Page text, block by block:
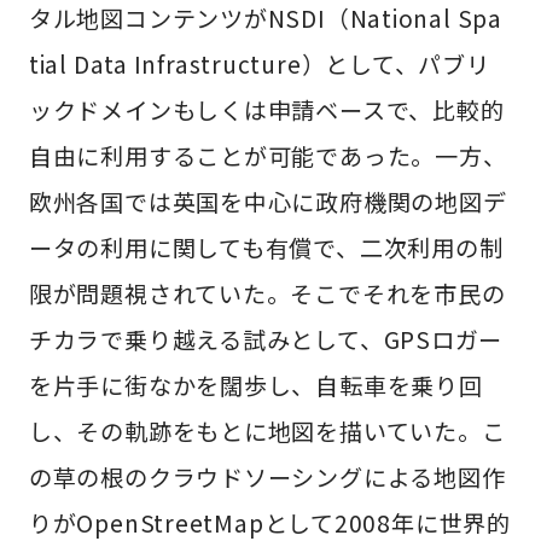
タル地図コンテンツがNSDI（National Spa
tial Data Infrastructure）として、パブリ
ックドメインもしくは申請ベースで、比較的
自由に利用することが可能であった。一方、
欧州各国では英国を中心に政府機関の地図デ
ータの利用に関しても有償で、二次利用の制
限が問題視されていた。そこでそれを市民の
チカラで乗り越える試みとして、GPSロガー
を片手に街なかを闊歩し、自転車を乗り回
し、その軌跡をもとに地図を描いていた。こ
の草の根のクラウドソーシングによる地図作
りがOpenStreetMapとして2008年に世界的